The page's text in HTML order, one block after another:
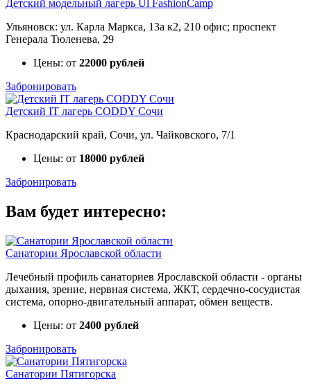
Детский модельный лагерь Ul FashionCamp
Ульяновск: ул. Карла Маркса, 13а к2, 210 офис; проспект
Генерала Тюленева, 29
Цены: от 22000 рублей
Забронировать
Детский IT лагерь CODDY Сочи
Краснодарский край, Сочи, ул. Чайковского, 7/1
Цены: от 18000 рублей
Забронировать
Вам будет интересно:
Санатории Ярославской области
Лечебный профиль санаториев Ярославской области - органы
дыхания, зрение, нервная система, ЖКТ, сердечно-сосудистая
система, опорно-двигательный аппарат, обмен веществ.
Цены: от 2400 рублей
Забронировать
Санатории Пятигорска